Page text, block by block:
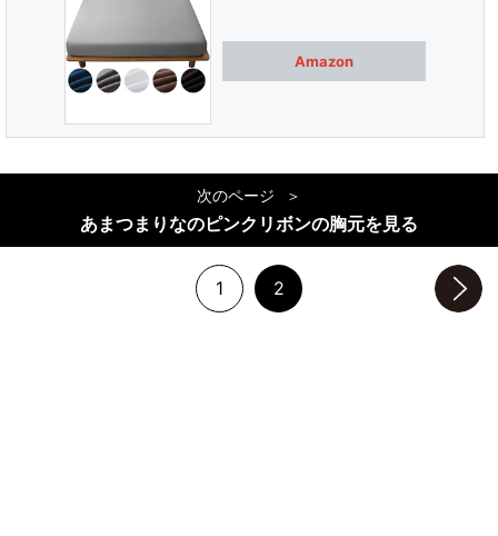
Amazon
次のページ
あまつまりなのピンクリボンの胸元を見る
1 2